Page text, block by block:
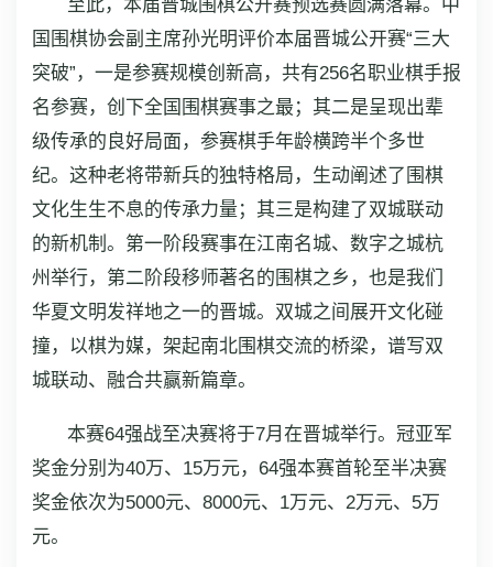
至此，本届晋城围棋公开赛预选赛圆满落幕。中
国围棋协会副主席孙光明评价本届晋城公开赛“三大
突破”，一是参赛规模创新高，共有256名职业棋手报
名参赛，创下全国围棋赛事之最；其二是呈现出辈
级传承的良好局面，参赛棋手年龄横跨半个多世
纪。这种老将带新兵的独特格局，生动阐述了围棋
文化生生不息的传承力量；其三是构建了双城联动
的新机制。第一阶段赛事在江南名城、数字之城杭
州举行，第二阶段移师著名的围棋之乡，也是我们
华夏文明发祥地之一的晋城。双城之间展开文化碰
撞，以棋为媒，架起南北围棋交流的桥梁，谱写双
城联动、融合共赢新篇章。
本赛64强战至决赛将于7月在晋城举行。冠亚军
奖金分别为40万、15万元，64强本赛首轮至半决赛
奖金依次为5000元、8000元、1万元、2万元、5万
元。